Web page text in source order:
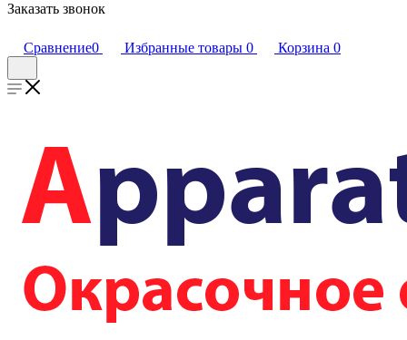
Заказать звонок
Сравнение0 Избранные товары 0 Корзина 0